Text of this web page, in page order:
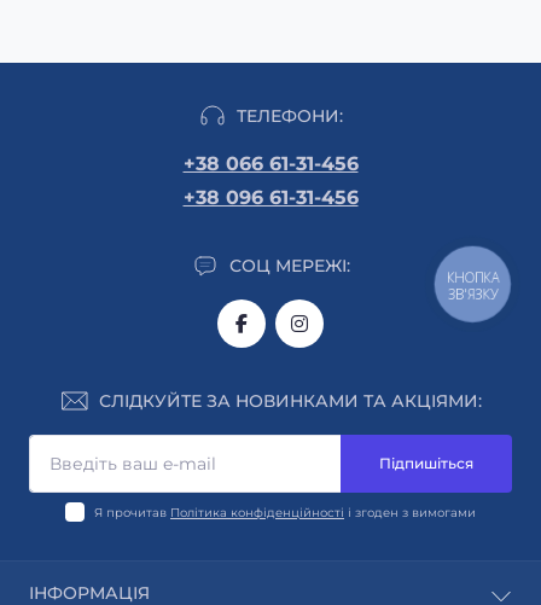
ТЕЛЕФОНИ:
+38 066 61-31-456
+38 096 61-31-456
СОЦ МЕРЕЖІ:
СЛІДКУЙТЕ ЗА НОВИНКАМИ ТА АКЦІЯМИ:
Підпишіться
Я прочитав Політика конфіденційності і згоден з вимогами
ІНФОРМАЦІЯ
КНОПКА
ЗВ'ЯЗКУ